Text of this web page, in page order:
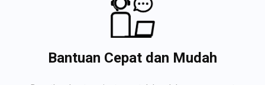
Bantuan Cepat dan Mudah